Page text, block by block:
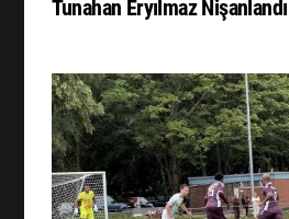
Tunahan Eryılmaz Nişanlandı